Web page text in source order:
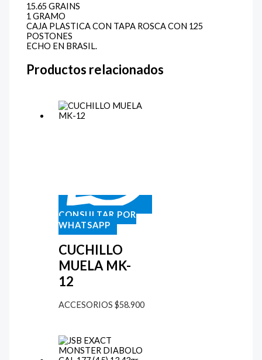
15.65 GRAINS
1 GRAMO
CAJA PLASTICA CON TAPA ROSCA CON 125
POSTONES
ECHO EN BRASIL.
Productos relacionados
CONSULTAR POR
WHATSAPP
CUCHILLO
MUELA MK-
12
ACCESORIOS $58.900